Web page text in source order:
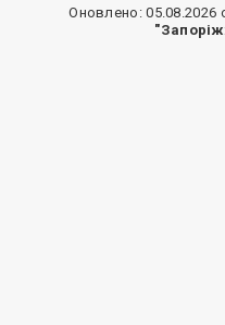
Оновлено: 05.08.2026